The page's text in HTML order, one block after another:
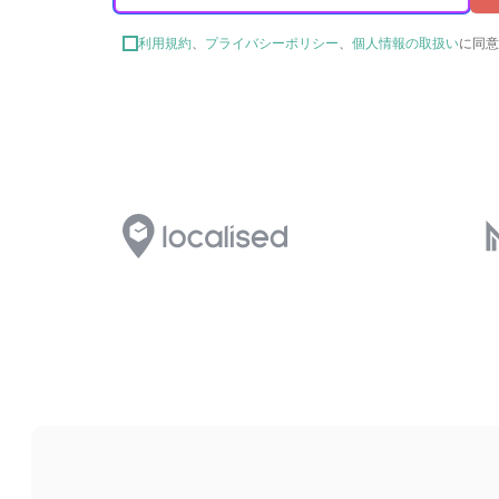
利用規約、 プライバシーポリシー、 個人情報の取扱いに同